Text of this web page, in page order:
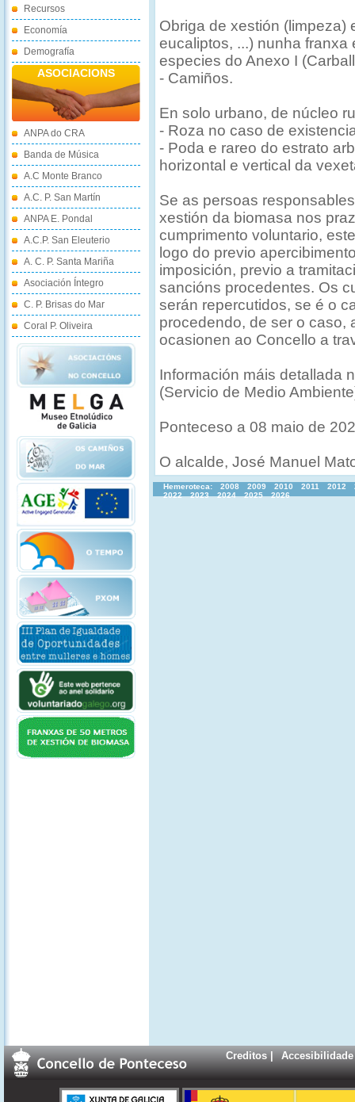
Recursos
Economía
Demografía
ASOCIACIONS
ANPA do CRA
Banda de Música
A.C Monte Branco
A.C. P. San Martín
ANPA E. Pondal
A.C.P. San Eleuterio
A. C. P. Santa Mariña
Asociación Íntegro
C. P. Brisas do Mar
Coral P. Oliveira
Obriga de xestión (limpeza)
eucaliptos, ...) nunha
especies do Anexo I
- Camiños.
En solo urbano, de núcleo
- Roza no caso de
- Poda e rareo do estrato
horizontal e vertical da
Se as persoas
xestión da biomasa nos
cumprimento voluntario,
logo do previo
imposición, previo a
sancións procedentes. Os
serán repercutidos, se é o
procedendo, de ser o caso,
ocasionen ao Concello a
Información máis detallada
(Servicio de Medio
Ponteceso a 08 maio de
O alcalde, José Manuel
Hemeroteca: 2008 2009 2010 2011 2012
2022
2023 2024 2025 2026
Creditos| Accesibilidade